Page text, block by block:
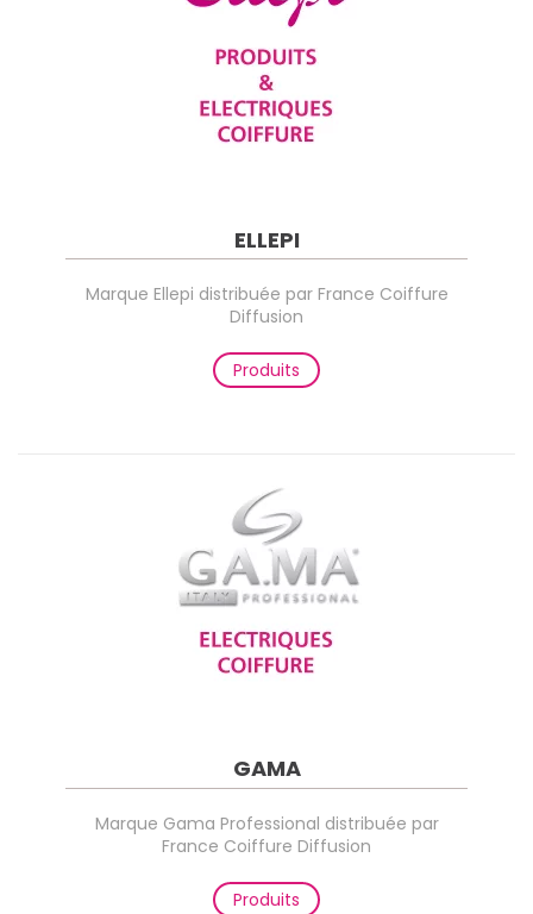
ELLEPI
Marque Ellepi distribuée par France Coiffure
Diffusion
Produits
GAMA
Marque Gama Professional distribuée par
France Coiffure Diffusion
Produits